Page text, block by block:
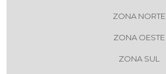
ZONA NORTE
ZONA OESTE
ZONA SUL